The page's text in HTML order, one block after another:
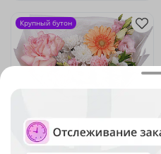
Крупный бутон